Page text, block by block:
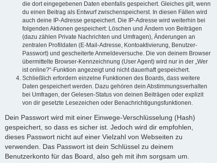
die dort eingegebenen Daten ebenfalls gespeichert. Gleiches gilt, wenn
du einen Beitrag als Entwurf zwischenspeicherst. In diesen Fällen wird
auch deine IP-Adresse gespeichert. Die IP-Adresse wird weiterhin bei
folgenden Aktionen gespeichert: Löschen und Ändern von Beiträgen
(dazu zählen Private Nachrichten und Umfragen), Änderungen an
zentralen Profildaten (E-Mail-Adresse, Kontoaktivierung, Benutzer-
Passwort) und gescheiterte Anmeldeversuche. Die von deinem Browser
übermittelte Browser-Kennzeichnung (User Agent) wird nur in der „Wer
ist online?“-Funktion angezeigt und nicht dauerhaft gespeichert.
Schließlich erfordern einzelne Funktionen des Boards, dass weitere
Daten gespeichert werden. Dazu gehören dein Abstimmungsverhalten
bei Umfragen, der Gelesen-Status von deinen Beiträgen oder explizit
von dir gesetzte Lesezeichen oder Benachrichtigungsfunktionen.
Dein Passwort wird mit einer Einwege-Verschlüsselung (Hash)
gespeichert, so dass es sicher ist. Jedoch wird dir empfohlen,
dieses Passwort nicht auf einer Vielzahl von Webseiten zu
verwenden. Das Passwort ist dein Schlüssel zu deinem
Benutzerkonto für das Board, also geh mit ihm sorgsam um.